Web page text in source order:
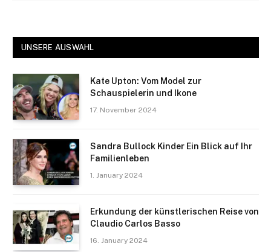
UNSERE AUSWAHL
Kate Upton: Vom Model zur
Schauspielerin und Ikone
17. November 2024
Sandra Bullock Kinder Ein Blick auf Ihr
Familienleben
1. January 2024
Erkundung der künstlerischen Reise von
Claudio Carlos Basso
16. January 2024